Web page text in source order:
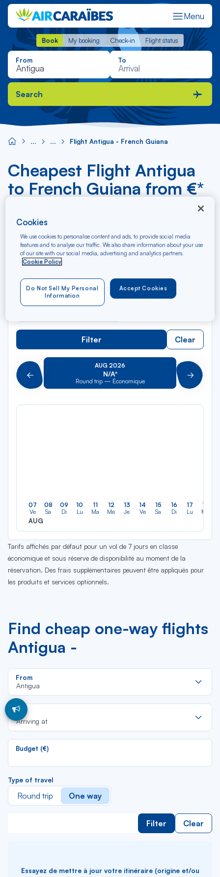
Menu
Book My booking Check-in Flight status
Book My booking Check-in Flight status
From To
Search
Flight Antigua - French Guiana
Cheapest Flight Antigua
to French Guiana from €*
Antigua
To
Type of travel
Filter Clear
Précédent
AUG 2026
N/A*
Round trip — Économique Suivant
07
Ve
AUG
08
Sa
09
Di
10
Lu
11
Ma
12
Me
13
Je
14
Ve
15
Sa
16
Di
17
Lu
18
Ma
Tarifs affichés par défaut pour un vol de 7 jours en classe
économique et sous réserve de disponibilité au moment de la
réservation. Des frais supplémentaires peuvent être appliqués pour
les produits et services optionnels.
Find cheap one-way flights
Antigua -
From
Antigua
To
Arriving at
Budget (€)
Type of travel
Round trip One way
Filter Clear
Essayez de mettre à jour votre itinéraire (origine et/ou
Cookies
We use cookies to personalise content and ads, to provide social media
features and to analyse our traffic. We also share information about your use
of our site with our social media, advertising and analytics partners.
Cookie Policy
Accept Cookies
Do Not Sell My Personal
Information